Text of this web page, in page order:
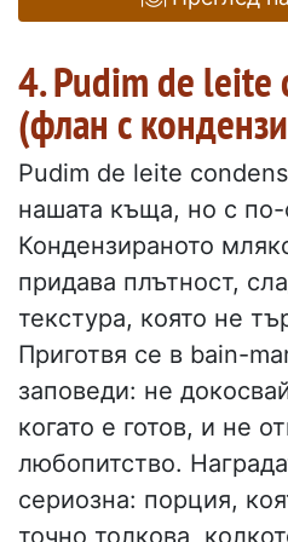
4. Pudim de leite
(флан с
Pudim de leite
нашата къща, но с по-
Кондензираното
придава плътност,
текстура, която не
Приготвя се в bain-
заповеди: не
когато е готов, и не
любопитство.
сериозна: порция,
точно толкова,